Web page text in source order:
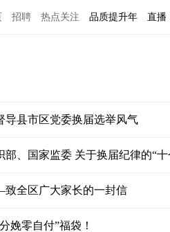
招聘 热点关注 品质提升年 直播
导县市区党委换届选举风气
、国家监委 关于换届纪律的“
全区广大家长的一封信
娩零自付”福袋！